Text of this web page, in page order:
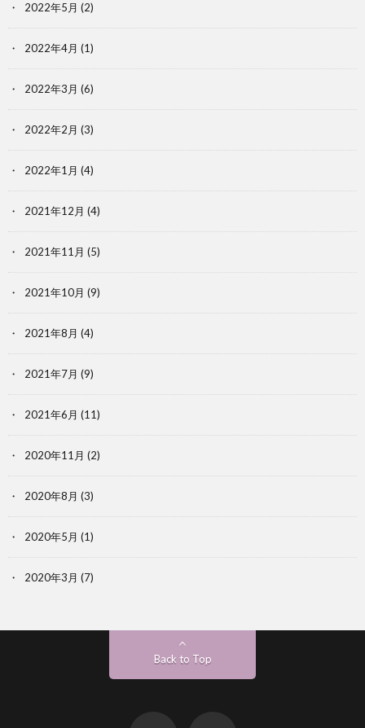
2022年5月 (2)
2022年4月 (1)
2022年3月 (6)
2022年2月 (3)
2022年1月 (4)
2021年12月 (4)
2021年11月 (5)
2021年10月 (9)
2021年8月 (4)
2021年7月 (9)
2021年6月 (11)
2020年11月 (2)
2020年8月 (3)
2020年5月 (1)
2020年3月 (7)
Back to Top